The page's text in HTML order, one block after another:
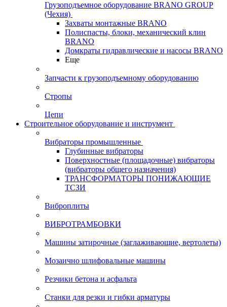
Грузоподъемное оборудование BRANO GROUP
(Чехия)
Захваты монтажные BRANO
Полиспасты, блоки, механический клин
BRANO
Домкраты гидравлические и насосы BRANO
Еще
Запчасти к грузоподъемному оборудованию
Стропы
Цепи
Строительное оборудование и инструмент
Вибраторы промышленные
Глубинные вибраторы
Поверхностные (площадочные) вибраторы
(вибраторы общего назначения)
ТРАНСФОРМАТОРЫ ПОНИЖАЮЩИЕ
ТСЗИ
Виброплиты
ВИБРОТРАМБОВКИ
Машины затирочные (заглаживающие, вертолеты)
Мозаично шлифовальные машины
Резчики бетона и асфальта
Станки для резки и гибки арматуры